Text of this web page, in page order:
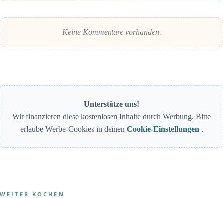
Keine Kommentare vorhanden.
Unterstütze uns!
Wir finanzieren diese kostenlosen Inhalte durch Werbung. Bitte
erlaube Werbe-Cookies in deinen Cookie-Einstellungen .
WEITER KOCHEN